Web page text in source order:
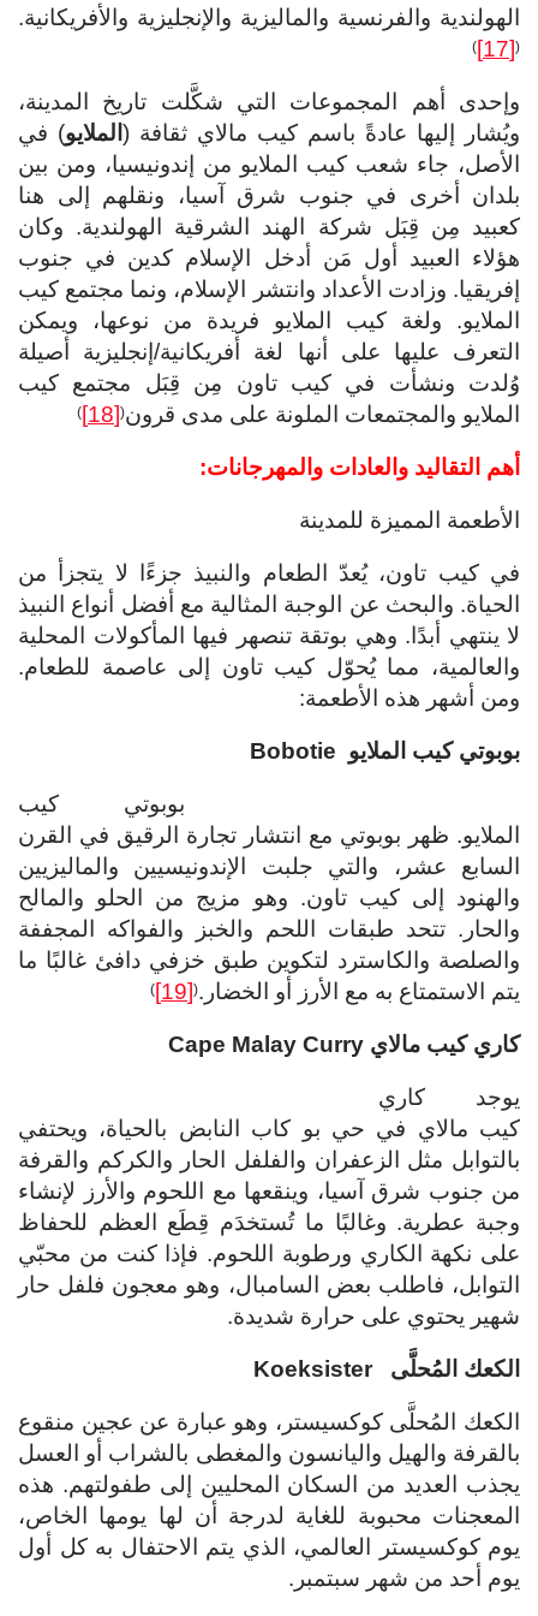
الهولندية والفرنسية والماليزية والإنجليزية والأفريكانية.
(
[17]
)
وإحدى أهم المجموعات التي شكَّلت تاريخ المدينة،
ويُشار إليها عادةً باسم كيب مالاي ثقافة ( الملايو) في
الأصل، جاء شعب كيب الملايو من إندونيسيا، ومن بين
بلدان أخرى في جنوب شرق آسيا، ونقلهم إلى هنا
كعبيد مِن قِبَل شركة الهند الشرقية الهولندية. وكان
هؤلاء العبيد أول مَن أدخل الإسلام كدين في جنوب
إفريقيا. وزادت الأعداد وانتشر الإسلام، ونما مجتمع كيب
الملايو. ولغة كيب الملايو فريدة من نوعها، ويمكن
التعرف عليها على أنها لغة أفريكانية/إنجليزية أصيلة
وُلدت ونشأت في كيب تاون مِن قِبَل مجتمع كيب
الملايو والمجتمعات الملونة على مدى قرون(
[18]
)
أهم التقاليد والعادات والمهرجانات:
الأطعمة المميزة للمدينة
في كيب تاون، يُعدّ الطعام والنبيذ جزءًا لا يتجزأ من
الحياة. والبحث عن الوجبة المثالية مع أفضل أنواع النبيذ
لا ينتهي أبدًا. وهي بوتقة تنصهر فيها المأكولات المحلية
والعالمية، مما يُحوّل كيب تاون إلى عاصمة للطعام.
ومن أشهر هذه الأطعمة:
بوبوتي كيب الملايو Bobotie
بوبوتي كيب
الملايو. ظهر بوبوتي مع انتشار تجارة الرقيق في القرن
السابع عشر، والتي جلبت الإندونيسيين والماليزيين
والهنود إلى كيب تاون. وهو مزيج من الحلو والمالح
والحار. تتحد طبقات اللحم والخبز والفواكه المجففة
والصلصة والكاسترد لتكوين طبق خزفي دافئ غالبًا ما
يتم الاستمتاع به مع الأرز أو الخضار.(
[19]
)
كاري كيب مالاي Cape Malay Curry
يوجد كاري
كيب مالاي في حي بو كاب النابض بالحياة، ويحتفي
بالتوابل مثل الزعفران والفلفل الحار والكركم والقرفة
من جنوب شرق آسيا، وينقعها مع اللحوم والأرز لإنشاء
وجبة عطرية. وغالبًا ما تُستخدَم قِطَع العظم للحفاظ
على نكهة الكاري ورطوبة اللحوم. فإذا كنت من محبّي
التوابل، فاطلب بعض السامبال، وهو معجون فلفل حار
شهير يحتوي على حرارة شديدة.
الكعك المُحلَّى Koeksister
الكعك المُحلَّى كوكسيستر، وهو عبارة عن عجين منقوع
بالقرفة والهيل واليانسون والمغطى بالشراب أو العسل
يجذب العديد من السكان المحليين إلى طفولتهم. هذه
المعجنات محبوبة للغاية لدرجة أن لها يومها الخاص،
يوم كوكسيستر العالمي، الذي يتم الاحتفال به كل أول
يوم أحد من شهر سبتمبر.